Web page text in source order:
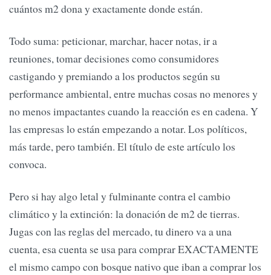
cuántos m2 dona y exactamente donde están.
Todo suma: peticionar, marchar, hacer notas, ir a
reuniones, tomar decisiones como consumidores
castigando y premiando a los productos según su
performance ambiental, entre muchas cosas no menores y
no menos impactantes cuando la reacción es en cadena. Y
las empresas lo están empezando a notar. Los políticos,
más tarde, pero también. El título de este artículo los
convoca.
Pero si hay algo letal y fulminante contra el cambio
climático y la extinción: la donación de m2 de tierras.
Jugas con las reglas del mercado, tu dinero va a una
cuenta, esa cuenta se usa para comprar EXACTAMENTE
el mismo campo con bosque nativo que iban a comprar los